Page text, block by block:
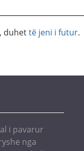
duhettë jeni i futur.
i pavarur
nga